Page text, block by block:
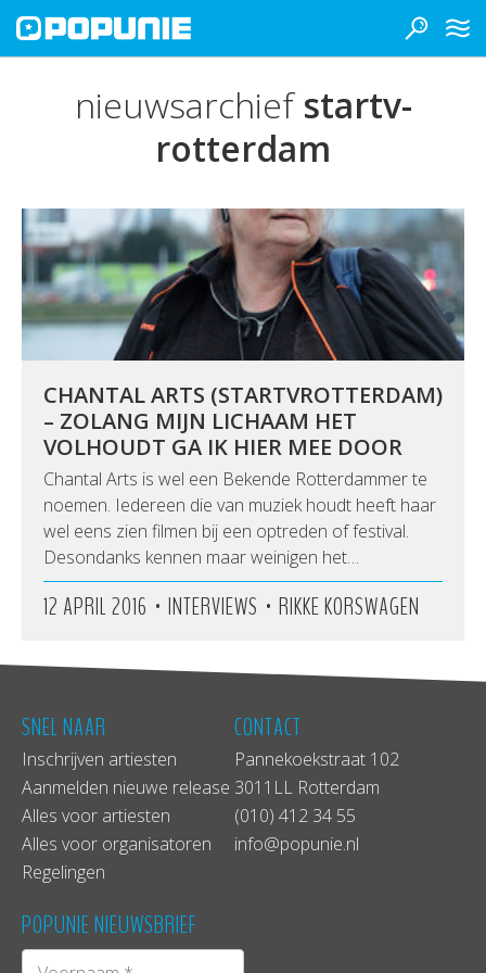
nieuwsarchiefstartv-
rotterdam
CHANTAL ARTS (STARTVROTTERDAM)
– ZOLANG MIJN LICHAAM HET
VOLHOUDT GA IK HIER MEE DOOR
Chantal Arts is wel een Bekende Rotterdammer te
noemen. Iedereen die van muziek houdt heeft haar
wel eens zien filmen bij een optreden of festival.
Desondanks kennen maar weinigen het…
12 APRIL 2016 • INTERVIEWS • RIKKE KORSWAGEN
SNEL NAAR
Inschrijven artiesten
Aanmelden nieuwe release
Alles voor artiesten
Alles voor organisatoren
Regelingen
CONTACT
Pannekoekstraat 102
3011LL Rotterdam
(010) 412 34 55
info@popunie.nl
POPUNIE NIEUWSBRIEF